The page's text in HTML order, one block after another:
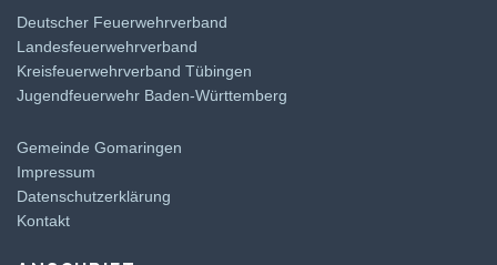
Deutscher Feuerwehrverband
Landesfeuerwehrverband
Kreisfeuerwehrverband Tübingen
Jugendfeuerwehr Baden-Württemberg
Gemeinde Gomaringen
Impressum
Datenschutzerklärung
Kontakt